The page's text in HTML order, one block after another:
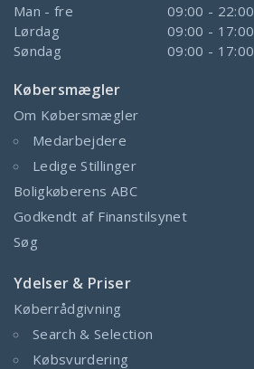
Man - fre
09:00 - 22:00
Lørdag
09:00 - 17:00
Søndag
09:00 - 17:00
Købersmægler
Om Købersmægler
Medarbejdere
Ledige Stillinger
Boligkøberens ABC
Godkendt af Finanstilsynet
Søg
Ydelser & Priser
Køberrådgivning
Search & Selection
Købsvurdering